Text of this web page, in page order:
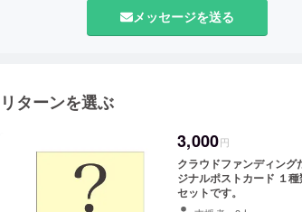
メッセージを送る
リターンを選ぶ
3,000円
クラウドファンディング
ジナルポストカード １
セットです。